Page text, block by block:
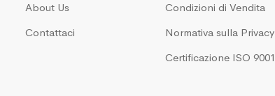
About Us
Contattaci
Condizioni di Vendita
Normativa sulla Privacy
Certificazione ISO 9001